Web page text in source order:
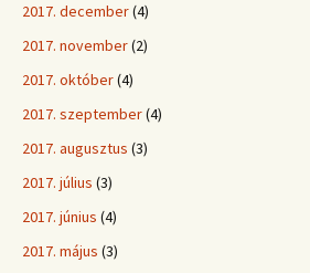
2017. december(4)
2017. november(2)
2017. október(4)
2017. szeptember(4)
2017. augusztus (3)
2017. július (3)
2017. június (4)
2017. május (3)